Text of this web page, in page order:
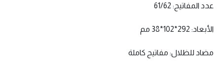
الطراز: MT-MK005
اللون: أسود/أبيض
عدد المفاتيح: 61/62